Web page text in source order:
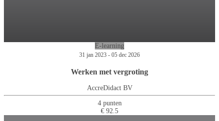
E-learning
31 jan 2023 - 05 dec 2026
Werken met vergroting
AccreDidact BV
4 punten
€ 92.5